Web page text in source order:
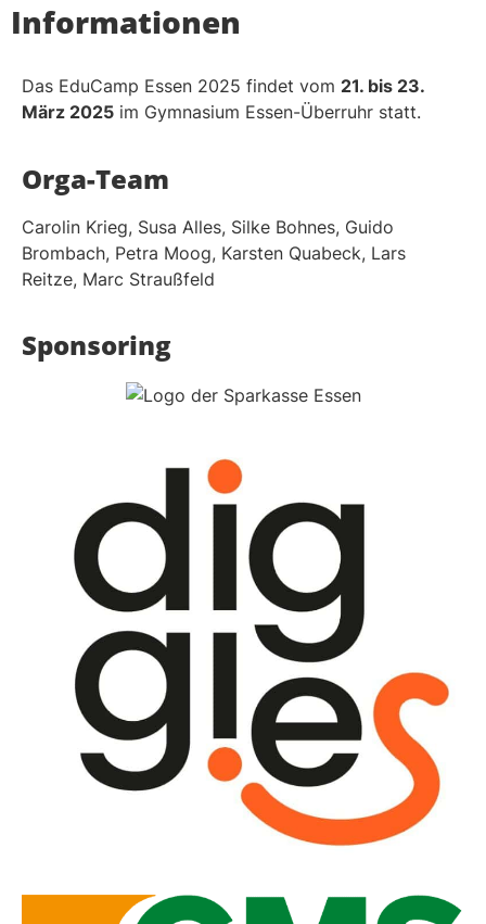
Informationen
Das EduCamp Essen 2025 findet vom 21. bis 23.
März 2025 im Gymnasium Essen-Überruhr statt.
Orga-Team
Carolin Krieg, Susa Alles, Silke Bohnes, Guido
Brombach, Petra Moog, Karsten Quabeck, Lars
Reitze, Marc Straußfeld
Sponsoring